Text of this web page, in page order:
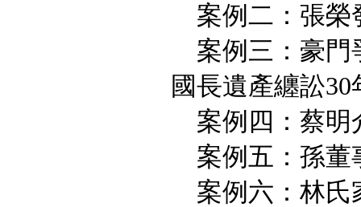
案例二：張榮
案例三：豪門
國長遺產纏訟30
案例四：蔡明
案例五：孫董
案例六：林氏